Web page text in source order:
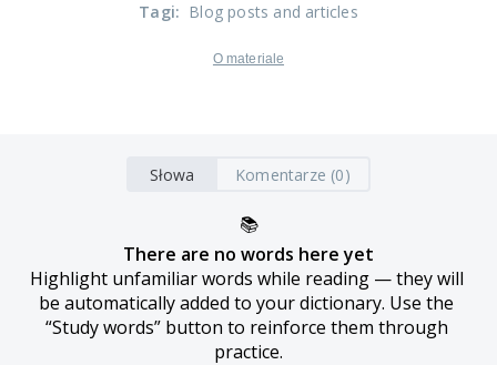
Tagi: Blog posts and articles
O materiale
Słowa Komentarze (0)
📚
There are no words here yet
Highlight unfamiliar words while reading — they will
be automatically added to your dictionary. Use the
“Study words” button to reinforce them through
practice.